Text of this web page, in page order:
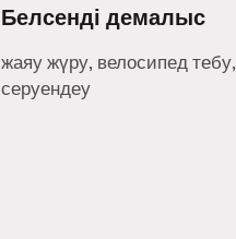
Белсенді демалыс
жаяу жүру, велосипед тебу,
серуендеу